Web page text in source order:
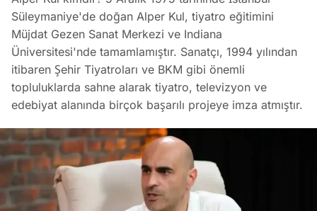
Süleymaniye'de doğan Alper Kul, tiyatro eğitimini
Müjdat Gezen Sanat Merkezi ve Indiana
Üniversitesi'nde tamamlamıştır. Sanatçı, 1994 yılından
itibaren Şehir Tiyatroları ve BKM gibi önemli
topluluklarda sahne alarak tiyatro, televizyon ve
edebiyat alanında birçok başarılı projeye imza atmıştır.